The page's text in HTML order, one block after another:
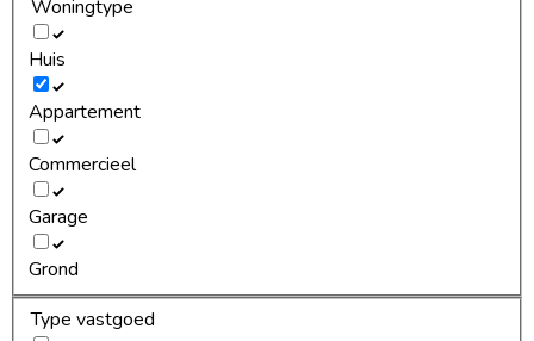
Woningtype
Huis
Appartement
Commercieel
Garage
Grond
Type vastgoed